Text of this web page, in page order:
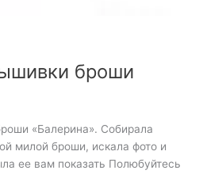
броши
«Балерина». Собирала
милой броши, искала фото и
ее вам показать Полюбуйтесь